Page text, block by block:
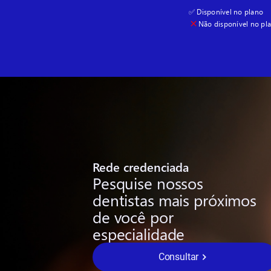
✅ Disponível no plano
Não disponível no
Rede credenciada
Pesquise nossos
dentistas mais próximos
de você por
especialidade
Consultar